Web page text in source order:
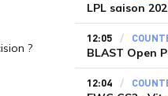
?
LPL saison
12:05
12:04